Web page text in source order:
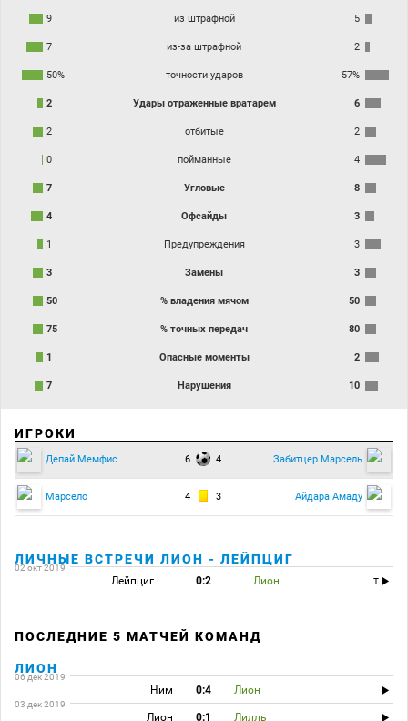
9 из штрафной 5
7 из-за штрафной 2
50% точности ударов 57%
2 Удары отраженные вратарем 6
2 отбитые 2
0 пойманные 4
7 Угловые 8
4 Офсайды 3
1 Предупреждения 3
3 Замены 3
50 % владения мячом 50
75 % точных передач 80
1 Опасные моменты 2
7 Нарушения 10
ИГРОКИ
Депай Мемфис 6 4 Забитцер Марсель
Марсело 4 3 Айдара Амаду
ЛИЧНЫЕ ВСТРЕЧИ ЛИОН - ЛЕЙПЦИГ
02 окт 2019
Лейпциг 0:2 Лион T
ПОСЛЕДНИЕ 5 МАТЧЕЙ КОМАНД
ЛИОН
06 дек 2019
Ним 0:4 Лион
03 дек 2019
Лион 0:1 Лилль